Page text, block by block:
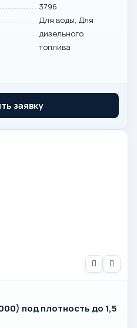
3796
Для воды, Для
дизельного
топлива
заявку
под плотность до 1,5